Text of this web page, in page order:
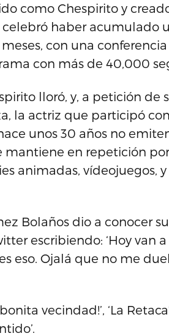
como Chespirito y
celebró haber acumulado
con una
con más de 40,000
lloró, y, a petición de
la actriz que participó
unos 30 años no
mantiene en repetición
animadas, vídeojuegos, y
Bolaños dio a conocer su
escribiendo: ‘Hoy van a
eso. Ojalá que no me
vecindad!’, ‘La